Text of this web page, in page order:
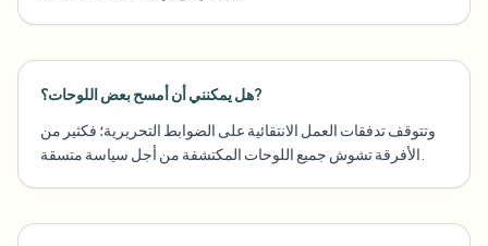
هل يمكنني أن أمسح بعض اللوحات؟?
وتتوقف تدفقات العمل الانتقائية على الضوابط التحريرية؛ فكثير من